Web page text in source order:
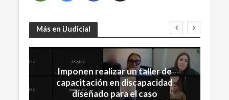
Más en iJudicial
Imponen realizar un taller de
capacitación en discapacidad
diseñado para el caso